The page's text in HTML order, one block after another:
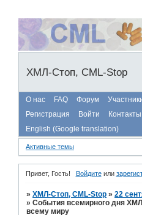
ХМЛ-Стоп, CML-Stop
О нас FAQ Форум
Регистрация
Войти
Контакты
English (Google translation)
Активные темы
Привет, Гость! Войдитеили
»ХМЛ-Стоп, CML-Stop »22
»События всемирного дня
всему миру